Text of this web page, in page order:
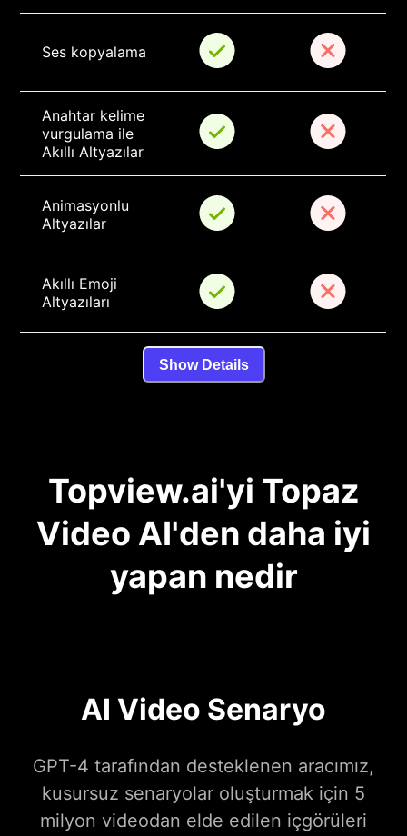
Ses kopyalama
Anahtar kelime
vurgulama ile
Akıllı Altyazılar
Animasyonlu
Altyazılar
Akıllı Emoji
Altyazıları
Show Details
Topview.ai'yi Topaz
Video AI'den daha iyi
yapan nedir
AI Video Senaryo
GPT-4 tarafından desteklenen aracımız,
kusursuz senaryolar oluşturmak için 5
milyon videodan elde edilen içgörüleri